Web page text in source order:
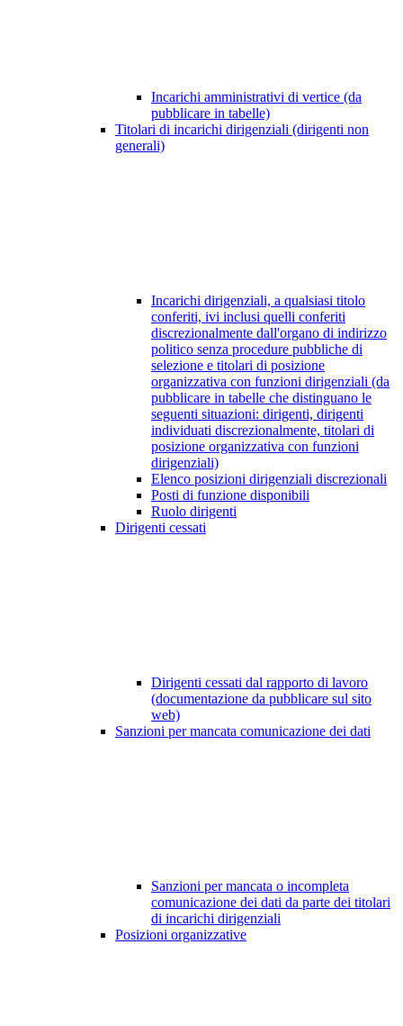
Incarichi amministrativi di vertice (da
pubblicare in tabelle)
Titolari di incarichi dirigenziali (dirigenti non
generali)
Incarichi dirigenziali, a qualsiasi titolo
conferiti, ivi inclusi quelli conferiti
discrezionalmente dall'organo di indirizzo
politico senza procedure pubbliche di
selezione e titolari di posizione
organizzativa con funzioni dirigenziali (da
pubblicare in tabelle che distinguano le
seguenti situazioni: dirigenti, dirigenti
individuati discrezionalmente, titolari di
posizione organizzativa con funzioni
dirigenziali)
Elenco posizioni dirigenziali discrezionali
Posti di funzione disponibili
Ruolo dirigenti
Dirigenti cessati
Dirigenti cessati dal rapporto di lavoro
(documentazione da pubblicare sul sito
web)
Sanzioni per mancata comunicazione dei dati
Sanzioni per mancata o incompleta
comunicazione dei dati da parte dei titolari
di incarichi dirigenziali
Posizioni organizzative